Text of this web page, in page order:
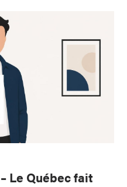
Le Québec fait